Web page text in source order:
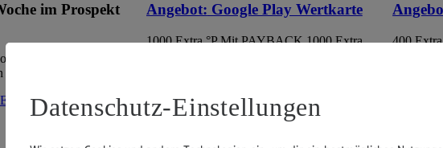
im Prospekt
der Woche deines
an.
im
Angebot: Google Play Wertkarte
1000 Extra °P Mit PAYBACK 1000 Extra
• Nur in teilnehmenden Märkten erhältlich
400 Extra
• Nur in
Datenschutz-Einstellungen